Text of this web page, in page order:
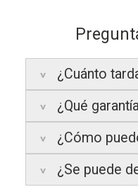
¿Cuánto
Península:
estimado de24 a
realizas tu
Islas Baleares:El
¿Qué
La garantía varía
3 años de
¿Cómo
Te enviaremos
¿Se puede